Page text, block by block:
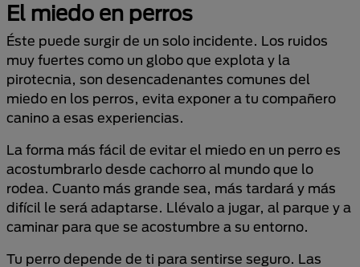
El miedo en perros
Éste puede surgir de un solo incidente. Los ruidos
muy fuertes como un globo que explota y la
pirotecnia, son desencadenantes comunes del
miedo en los perros, evita exponer a tu compañero
canino a esas experiencias.
La forma más fácil de evitar el miedo en un perro es
acostumbrarlo desde cachorro al mundo que lo
rodea. Cuanto más grande sea, más tardará y más
difícil le será adaptarse. Llévalo a jugar, al parque y a
caminar para que se acostumbre a su entorno.
Tu perro depende de ti para sentirse seguro. Las